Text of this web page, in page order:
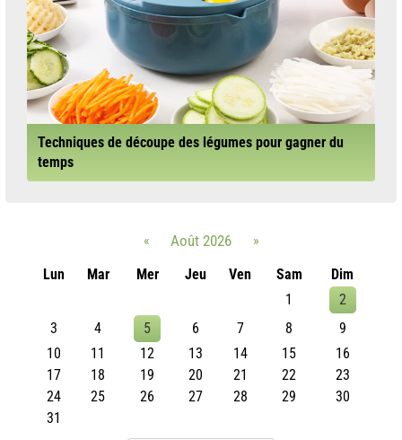
Techniques de découpe des légumes pour gagner du
temps
« Août 2026
»
Lun
Mar Mer Jeu Ven Sam
Dim
1
2
3
4 5 6 7 8
9
10
11 12 13 14 15
16
17
18 19 20 21 22
23
24
25 26 27 28 29
30
31